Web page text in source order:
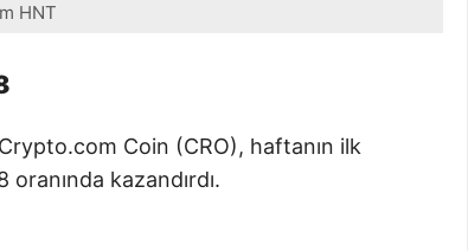
HNT
Coin (CRO), haftanın ilk
oranında kazandırdı.